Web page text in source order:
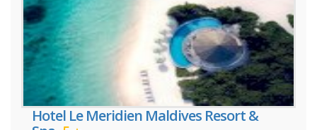
Hotel Le Meridien Maldives Resort &